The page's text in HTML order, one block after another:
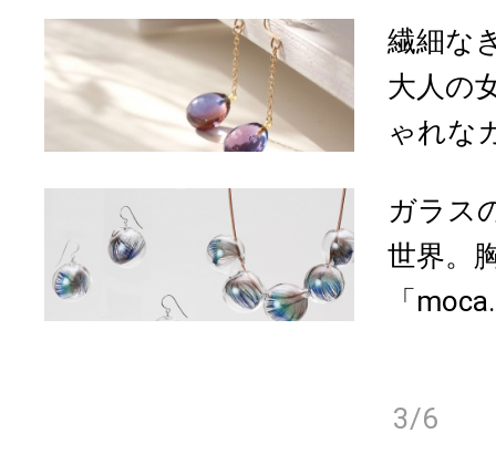
繊細な
大人の
ゃれな
ガラス
世界。
「
3/6